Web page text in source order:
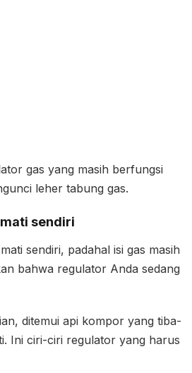
gas yang masih berfungsi
leher tabung gas.
sendiri
sendiri, padahal isi gas masih
bahwa regulator Anda sedang
ditemui api kompor yang tiba-
Ini ciri-ciri regulator yang harus